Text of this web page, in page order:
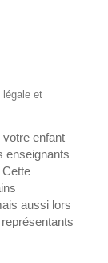
légale et
enfant
enseignants
aussi lors